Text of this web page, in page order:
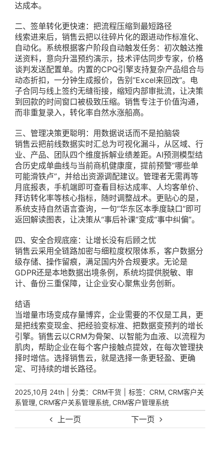
上一页 下一页
达成本。
二、签单转化更快速：把流程压缩到最短路径
线索进来后，销售云把以往碎片化的跟进动作标准化、
自动化。系统根据客户阶段自动触发任务：初次触达推
送资料，意向升温预约演示，技术评估同步专家，价格
谈判发送配置单。内置的CPQ引擎支持复杂产品组合与
动态折扣，一分钟生成报价，告别“Excel来回改”。电
子合同与线上签约无缝衔接，缩短内部审批流，让决策
到回款的时间窗口被极致压缩。销售专注于价值沟通，
而非重复录入，转化率自然水涨船高。
三、管理决策更聪明：用数据说话而不是拍脑袋
销售云把前线数据实时汇总为可视化漏斗，从区域、行
业、产品、团队四个维度拆解业绩差距。AI预测模型结
合历史成单曲线与当前商机健康度，提前预警“哪些单
可能滑铁卢”，并给出资源调配建议。管理者无需再等
月底报表，手机端即可查看目标达成率、人均客单价、
拜访转化率等核心指标，随时调整战术。更贴心的是，
系统支持自然语言查询，一句“华东区本季度缺口”即可
返回解读图表，让决策从“事后补课”变成“事中纠偏”。
四、安全合规底座：让增长没有后顾之忧
销售云采用全链路加密与细粒度权限体系，客户数据分
级存储、操作留痕，满足国内外合规要求。无论是
GDPR还是本地数据出境条例，系统均提供脱敏、审
计、备份三重保障，让企业安心聚焦业务创新。
结语
当增量市场变成存量博弈，企业需要的不仅是工具，更
是把线索变现金、把经验变标准、把数据变预判的增长
引擎。销售云以CRM为骨架、以智能为血液、以流程为
肌肉，帮助企业在每个客户接触点提效，在每次管理抉
择时增信。选择销售云，就是选择一条更轻盈、更确
定、可持续的增长路径。
2025,10月 24th 分类： CRM干货 标签： CRM, CRM客户关
系管理, CRM客户关系管理系统, CRM客户管理系统